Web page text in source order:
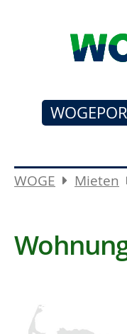
WOGE Mieten